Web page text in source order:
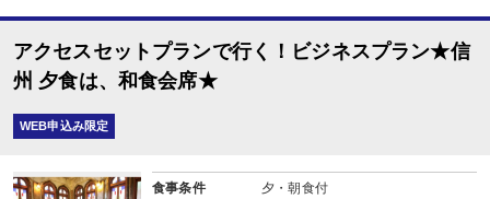
アクセスセットプランで行く！ビジネスプラン★信
州 夕食は、和食会席★
WEB申込み限定
食事条件 夕・朝食付